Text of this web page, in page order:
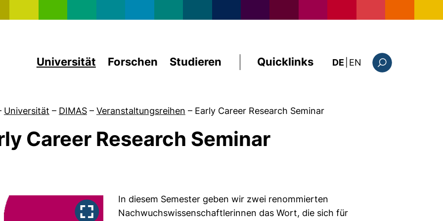
Universität Forschen Studieren Quicklinks DE EN : this page in
Universität – DIMAS – Veranstaltungsreihen – Early Career Research Seminar
Veranstaltungen
Career Research Seminar
In diesem Semester geben wir zwei renommierten
Nachwuchswissenschaftlerinnen das Wort, die sich für